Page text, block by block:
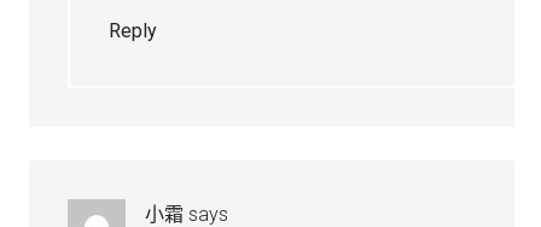
Reply
小霜 says